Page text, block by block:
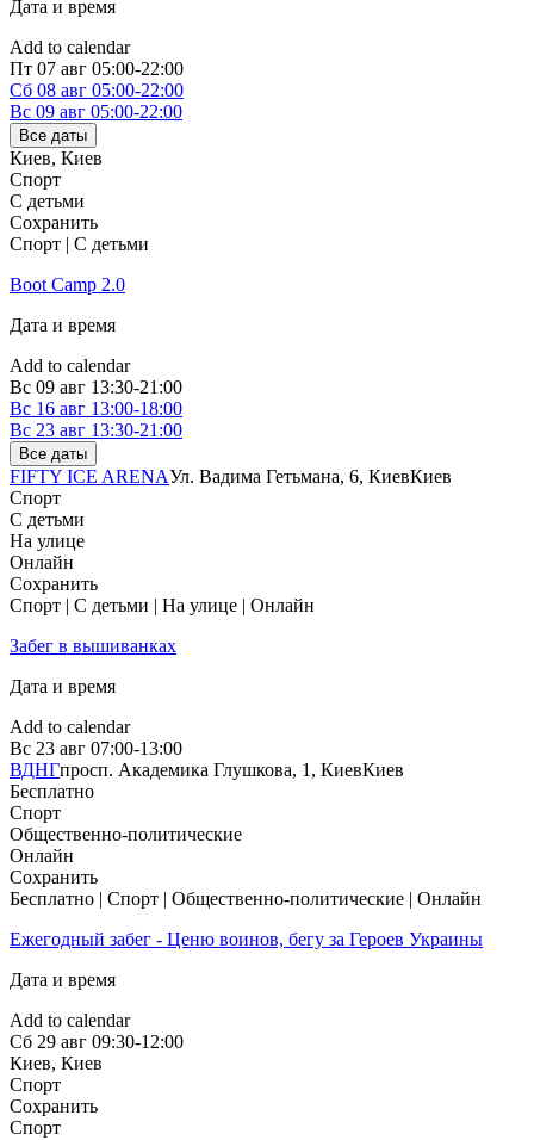
Дата и время
Add to calendar
Пт 07 авг 05:00-22:00
Сб 08 авг 05:00-22:00
Вс 09 авг 05:00-22:00
Все даты
Киев, Киев
Спорт
С детьми
Сохранить
Спорт | С детьми
Boot Camp 2.0
Дата и время
Add to calendar
Вс 09 авг 13:30-21:00
Вс 16 авг 13:00-18:00
Вс 23 авг 13:30-21:00
Все даты
FIFTY ICE ARENAУл. Вадима Гетьмана, 6, КиевКиев
Спорт
С детьми
На улице
Онлайн
Сохранить
Спорт | С детьми | На улице | Онлайн
Забег в вышиванках
Дата и время
Add to calendar
Вс 23 авг 07:00-13:00
ВДНГпросп. Академика Глушкова, 1, КиевКиев
Бесплатно
Спорт
Общественно-политические
Онлайн
Сохранить
Бесплатно | Спорт | Общественно-политические | Онлайн
Ежегодный забег - Ценю воинов, бегу за Героев Украины
Дата и время
Add to calendar
Сб 29 авг 09:30-12:00
Киев, Киев
Спорт
Сохранить
Спорт